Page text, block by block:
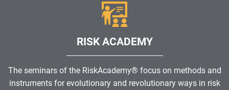
RISK ACADEMY
The seminars of the RiskAcademy® focus on methods and
instruments for evolutionary and revolutionary ways in risk